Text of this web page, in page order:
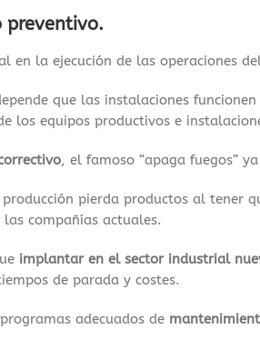
preventivo.
en la ejecución de las operaciones
que las instalaciones
los equipos productivos e
, el famoso “apaga fuegos”
pierda productos al tener
compañías actuales.
implantar en el sector industrial
de parada y costes.
adecuados de